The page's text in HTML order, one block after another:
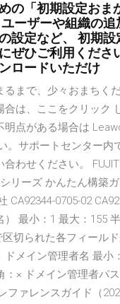
の「初期設定おま
ーザーや組織の
設定など、 初期
ぜひご利用くださ
ロードいただけ
るまで、少々おまちく
合は、ここをクリック
明点がある場合は
。サポートセンター内
合わせください。
シリーズ かんたん構築
CA92344-0705-02
最小：1 最大：155
切られた各フィール
ドメイン管理者名 最小
：× ドメイン管理者パ
ファレンスガイド（